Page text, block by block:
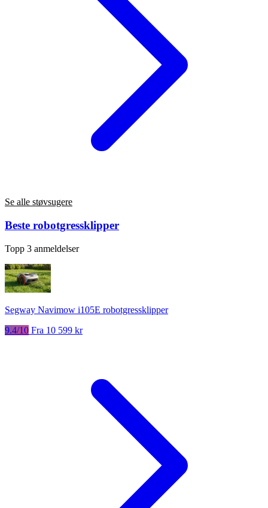
Se alle støvsugere
Beste robotgressklipper
Topp 3 anmeldelser
Segway Navimow i105E robotgressklipper
9.4/10 Fra 10 599 kr